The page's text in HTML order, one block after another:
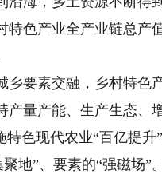
色产业全产业链总产
要素交融，乡村特色
量产能、生产生态、
色现代农业“百亿提升
地”、要素的“强磁场